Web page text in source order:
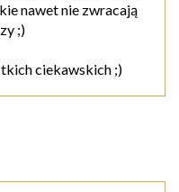
nawet nie zwracają
;)
ciekawskich ;)